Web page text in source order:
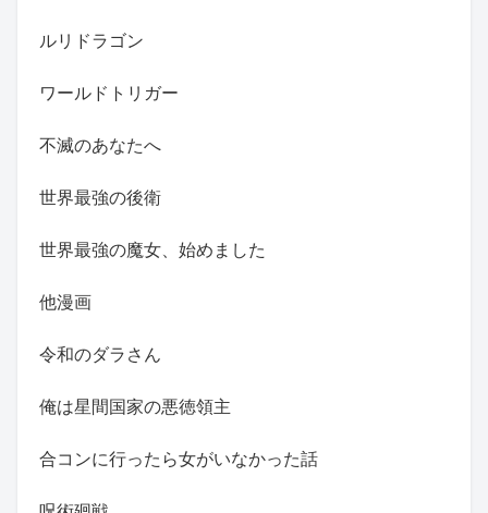
ルリドラゴン
ワールドトリガー
不滅のあなたへ
世界最強の後衛
世界最強の魔女、始めました
他漫画
令和のダラさん
俺は星間国家の悪徳領主
合コンに行ったら女がいなかった話